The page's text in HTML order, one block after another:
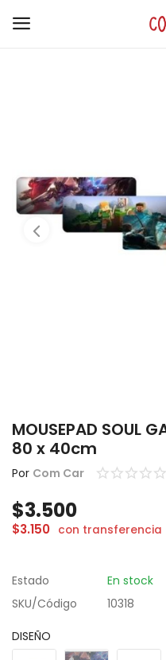
AUDIO
SMARTWATCH
INFANTIL
Contacto
Registrarse
Localización
MOUSEPAD SOUL
80 x 40cm
Por Com Car
$3.500
$3.150 con transferencia
Estado
En stock
SKU/Código
10318
DISEÑO